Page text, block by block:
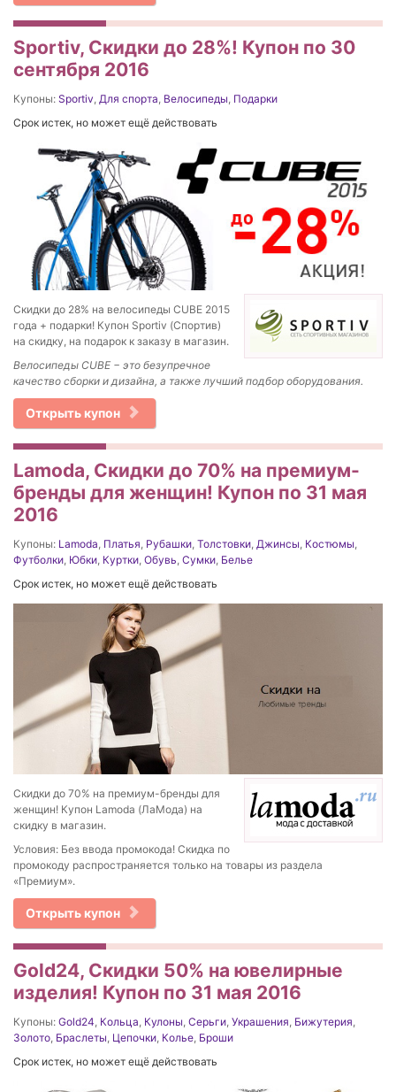
Sportiv, Скидки до 28%! Купон по 30
сентября 2016
Купоны: Sportiv, Для спорта, Велосипеды, Подарки
Срок истек, но может ещё действовать
Скидки до 28% на велосипеды CUBE 2015
года + подарки! Купон Sportiv (Спортив)
на скидку, на подарок к заказу в магазин.
Велосипеды CUBE − это безупречное
качество сборки и дизайна, а также лучший подбор оборудования.
Открыть купон
Lamoda, Скидки до 70% на премиум-
бренды для женщин! Купон по 31 мая
2016
Купоны: Lamoda, Платья, Рубашки, Толстовки, Джинсы, Костюмы,
Футболки, Юбки, Куртки, Обувь, Сумки, Белье
Срок истек, но может ещё действовать
Скидки до 70% на премиум-бренды для
женщин! Купон Lamoda (ЛаМода) на
скидку в магазин.
Условия: Без ввода промокода! Скидка по
промокоду распространяется только на товары из раздела
«Премиум».
Открыть купон
Gold24, Скидки 50% на ювелирные
изделия! Купон по 31 мая 2016
Купоны: Gold24, Кольца, Кулоны, Серьги, Украшения, Бижутерия,
Золото, Браслеты, Цепочки, Колье, Броши
Срок истек, но может ещё действовать